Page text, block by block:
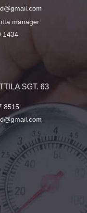
manager
1434
SGT. 63
8515